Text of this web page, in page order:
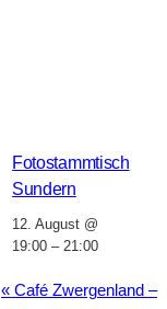
Fotostammtisch
Sundern
12. August @
19:00 –21:00
«Café Zwergenland –